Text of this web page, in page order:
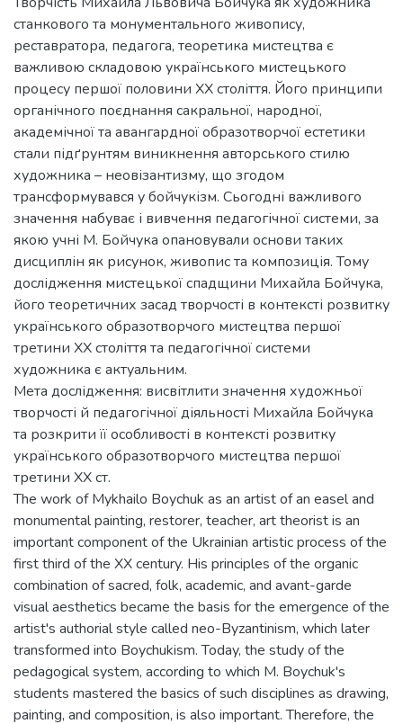
станкового та монументального живопису,
реставратора, педагога, теоретика мистецтва є
важливою складовою українського мистецького
процесу першої половини XX століття. Його принципи
органічного поєднання сакральної, народної,
академічної та авангардної образотворчої естетики
стали підґрунтям виникнення авторського стилю
художника – неовізантизму, що згодом
трансформувався у бойчукізм. Сьогодні важливого
значення набуває і вивчення педагогічної системи, за
якою учні М. Бойчука опановували основи таких
дисциплін як рисунок, живопис та композиція. Тому
дослідження мистецької спадщини Михайла Бойчука,
його теоретичних засад творчості в контексті розвитку
українського образотворчого мистецтва першої
третини XX століття та педагогічної системи
художника є актуальним.
Мета дослідження: висвітлити значення художньої
творчості й педагогічної діяльності Михайла Бойчука
та розкрити її особливості в контексті розвитку
українського образотворчого мистецтва першої
третини XX ст.
The work of Mykhailo Boychuk as an artist of an easel and
monumental painting, restorer, teacher, art theorist is an
important component of the Ukrainian artistic process of the
first third of the XX century. His principles of the organic
combination of sacred, folk, academic, and avant-garde
visual aesthetics became the basis for the emergence of the
artist's authorial style called neo-Byzantinism, which later
transformed into Boychukism. Today, the study of the
pedagogical system, according to which M. Boychuk's
students mastered the basics of such disciplines as drawing,
painting, and composition, is also important. Therefore, the